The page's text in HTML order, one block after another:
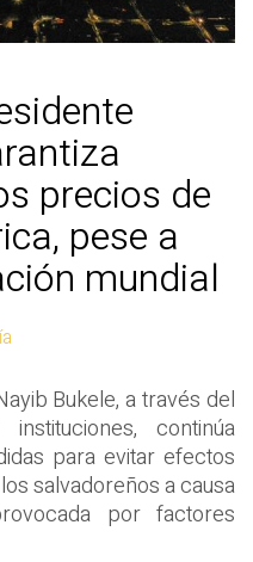
precios de
pese a
mundial
Bukele, a través del
continúa
para evitar efectos
salvadoreños a causa
por factores